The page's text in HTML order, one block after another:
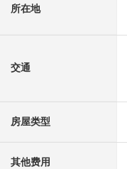
所在地
交通
房屋类型
其他费用